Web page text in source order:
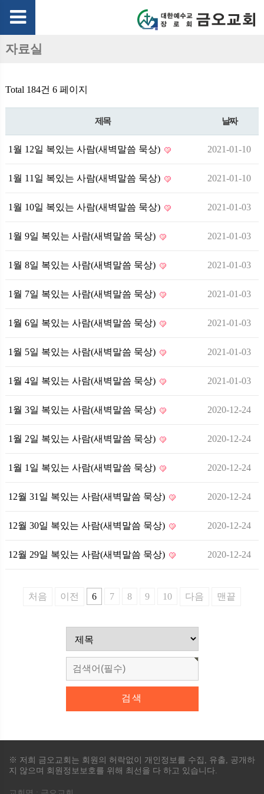
자료실
Total 184건 6 페이지
제목 날짜
1월 12일 복있는 사람(새벽말씀 묵상) 2021-01-10
1월 11일 복있는 사람(새벽말씀 묵상) 2021-01-10
1월 10일 복있는 사람(새벽말씀 묵상) 2021-01-03
1월 9일 복있는 사람(새벽말씀 묵상) 2021-01-03
1월 8일 복있는 사람(새벽말씀 묵상) 2021-01-03
1월 7일 복있는 사람(새벽말씀 묵상) 2021-01-03
1월 6일 복있는 사람(새벽말씀 묵상) 2021-01-03
1월 5일 복있는 사람(새벽말씀 묵상) 2021-01-03
1월 4일 복있는 사람(새벽말씀 묵상) 2021-01-03
1월 3일 복있는 사람(새벽말씀 묵상) 2020-12-24
1월 2일 복있는 사람(새벽말씀 묵상) 2020-12-24
1월 1일 복있는 사람(새벽말씀 묵상) 2020-12-24
12월 31일 복있는 사람(새벽말씀 묵상) 2020-12-24
12월 30일 복있는 사람(새벽말씀 묵상) 2020-12-24
12월 29일 복있는 사람(새벽말씀 묵상) 2020-12-24
처음 이전 6 7 8 9 10 다음 맨끝
※ 저희 금오교회는 회원의 허락없이 개인정보를 수집, 유출, 공개하
지 않으며 회원정보보호를 위해 최선을 다 하고 있습니다.